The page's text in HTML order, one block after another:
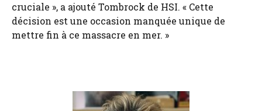
cruciale », a ajouté Tombrock de HSI. « Cette
décision est une occasion manquée unique de
mettre fin à ce massacre en mer. »